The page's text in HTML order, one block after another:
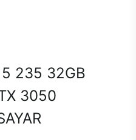
235 32GB
3050